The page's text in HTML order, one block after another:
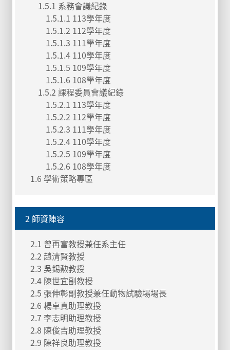
1.5.1 系務會議紀錄
1.5.1.1 113學年度
1.5.1.2 112學年度
1.5.1.3 111學年度
1.5.1.4 110學年度
1.5.1.5 109學年度
1.5.1.6 108學年度
1.5.2 課程委員會議紀錄
1.5.2.1 113學年度
1.5.2.2 112學年度
1.5.2.3 111學年度
1.5.2.4 110學年度
1.5.2.5 109學年度
1.5.2.6 108學年度
1.6 學術策略專區
2 師資陣容
2.1 曾再富教授兼任系主任
2.2 趙清賢教授
2.3 吳錫勲教授
2.4 陳世宜副教授
2.5 張伸彰副教授兼任動物試驗場場長
2.6 楊卓真助理教授
2.7 李志明助理教授
2.8 陳俊吉助理教授
2.9 陳祥良助理教授